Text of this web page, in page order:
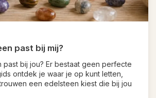
past bij mij?
past bij jou? Er bestaat geen perfecte
ontdek je waar je op kunt letten,
een edelsteen kiest die bij jou